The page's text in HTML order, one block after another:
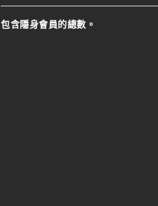
包含隱身會員的總數。